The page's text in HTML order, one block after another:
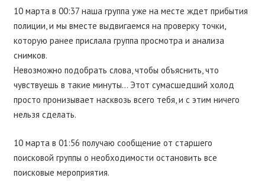
10 марта в 00:37 наша группа уже на месте ждет прибытия
полиции, и мы вместе выдвигаемся на проверку точки,
которую ранее прислала группа просмотра и анализа
снимков.
Невозможно подобрать слова, чтобы объяснить, что
чувствуешь в такие минуты… Этот сумасшедший холод
просто пронизывает насквозь всего тебя, и с этим ничего
нельзя сделать.
10 марта в 01:56 получаю сообщение от старшего
поисковой группы о необходимости остановить все
поисковые мероприятия.